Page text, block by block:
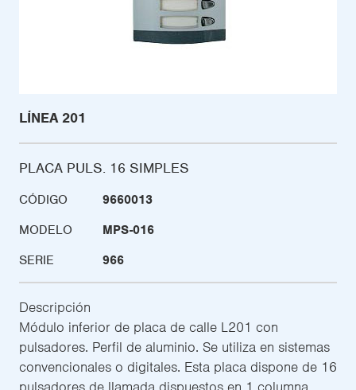
LÍNEA 201
PLACA PULS. 16 SIMPLES
CÓDIGO
9660013
MODELO
MPS-016
SERIE
966
Descripción
Módulo inferior de placa de calle L201 con
pulsadores. Perfil de aluminio. Se utiliza en sistemas
convencionales o digitales. Esta placa dispone de 16